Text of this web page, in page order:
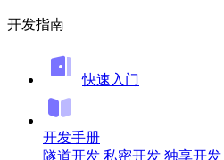
开发指南
快速入门
开发手册
隧道开发 私密开发 独享开发